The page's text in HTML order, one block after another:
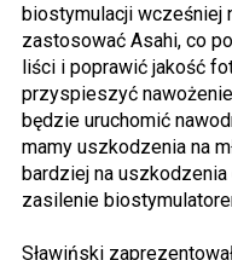
biostymulacji wcześniej
zastosować Asahi, co
liści i poprawić jakość
przyspieszyć
będzie uruchomić
mamy uszkodzenia na
bardziej na uszkodzenia
zasilenie
Sławiński